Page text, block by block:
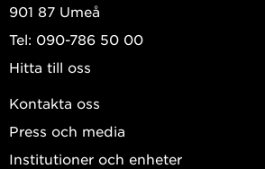
901 87 Umeå
Tel: 090-786 50 00
Hitta till oss
Kontakta oss
Press och media
Institutioner och enheter